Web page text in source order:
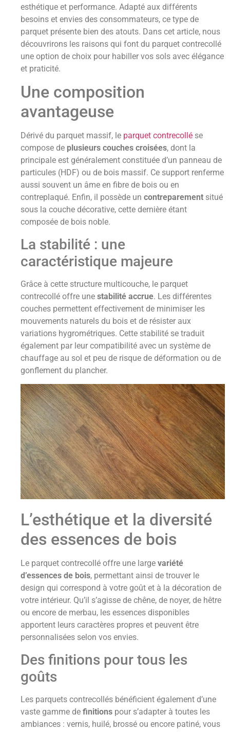
esthétique et performance. Adapté aux différents
besoins et envies des consommateurs, ce type de
parquet présente bien des atouts. Dans cet article, nous
découvrirons les raisons qui font du parquet contrecollé
une option de choix pour habiller vos sols avec élégance
et praticité.
Une composition
avantageuse
Dérivé du parquet massif, le parquet contrecollé se
compose de plusieurs couches croisées, dont la
principale est généralement constituée d’un panneau de
particules (HDF) ou de bois massif. Ce support renferme
aussi souvent un âme en fibre de bois ou en
contreplaqué. Enfin, il possède un contreparement situé
sous la couche décorative, cette dernière étant
composée de bois noble.
La stabilité : une
caractéristique majeure
Grâce à cette structure multicouche, le parquet
contrecollé offre une stabilité accrue. Les différentes
couches permettent effectivement de minimiser les
mouvements naturels du bois et de résister aux
variations hygrométriques. Cette stabilité se traduit
également par leur compatibilité avec un système de
chauffage au sol et peu de risque de déformation ou de
gonflement du plancher.
L’esthétique et la diversité
des essences de bois
Le parquet contrecollé offre une large variété
d’essences de bois, permettant ainsi de trouver le
design qui correspond à votre goût et à la décoration de
votre intérieur. Qu’il s’agisse de chêne, de noyer, de hêtre
ou encore de merbau, les essences disponibles
apportent leurs caractères propres et peuvent être
personnalisées selon vos envies.
Des finitions pour tous les
goûts
Les parquets contrecollés bénéficient également d’une
vaste gamme de finitions pour s’adapter à toutes les
ambiances : vernis, huilé, brossé ou encore patiné, vous